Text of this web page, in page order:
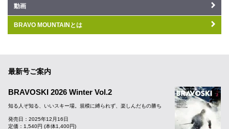
動画
BRAVO MOUNTAINとは
最新号ご案内
BRAVOSKI 2026 Winter Vol.2
知る人ぞ知る、いいスキー場。規模に縛られず、楽しんだもの勝ち
発売日：2025年12月16日
定価：1,540円 (本体1,400円)